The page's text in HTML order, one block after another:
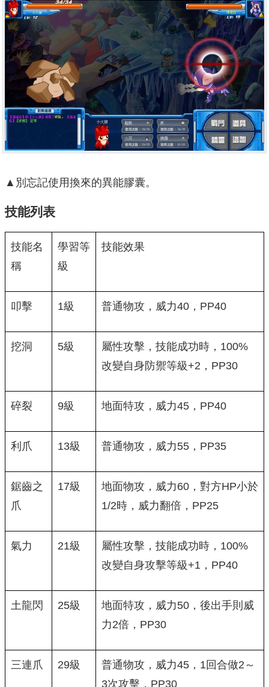
▲別忘記使用換來的異能膠囊。
技能列表
技能名
稱
學習等
級
技能效果
叩擊 1級 普通物攻，威力40，PP40
挖洞 5級
屬性攻擊，技能成功時，100%
改變自身防禦等級+2，PP30
碎裂 9級 地面特攻，威力45，PP40
利爪 13級 普通物攻，威力55，PP35
鋸齒之
爪
17級
地面物攻，威力60，對方HP小於
1/2時，威力翻倍，PP25
氣力 21級
屬性攻擊，技能成功時，100%
改變自身攻擊等級+1，PP40
土龍閃 25級
地面特攻，威力50，後出手則威
力2倍，PP30
三連爪 29級
普通物攻，威力45，1回合做2～
3次攻擊，PP30